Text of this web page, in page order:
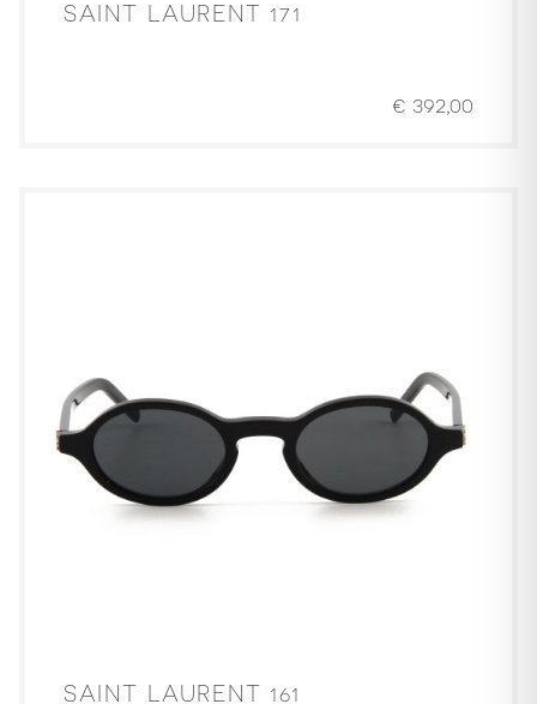
SAINT LAURENT 171
€ 392,00
SAINT LAURENT 161